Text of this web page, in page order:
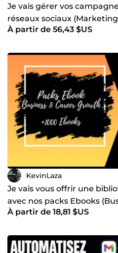
je fais et je m'engage à vous
adapté à vos besoins
contacter pour discuter de
nous pouvons collaborer.
Je vais gérer vos
réseaux sociaux
powered)
À partir de 56,43 $US
KevinLaza
Je vais vous offrir une
avec nos packs Ebooks
À partir de 18,81 $US